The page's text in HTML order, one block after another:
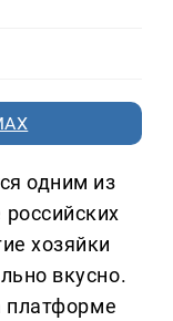
одним из
хозяйки
вкусно.
платформе